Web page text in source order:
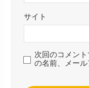
サイト
次回のコメン
の名前、メール